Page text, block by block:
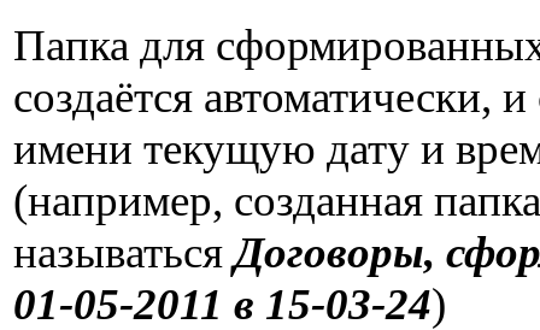
Папка для
создаётся автоматически,
имени текущую дату и
(например, созданная
называтьсяДоговоры,
01-05-2011 в 15-03-24)